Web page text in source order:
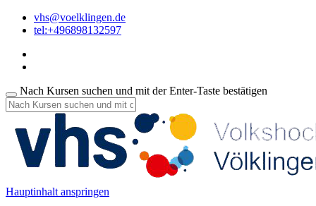
vhs@voelklingen.de
tel:+496898132597
Nach Kursen suchen und mit der Enter-Taste bestätigen
Hauptinhalt anspringen